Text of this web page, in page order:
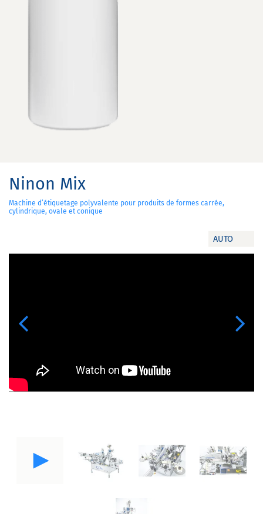
AUTO
Previous Next
Ninon Mix
Machine d’étiquetage polyvalente pour produits de formes carrée,
cylindrique, ovale et conique